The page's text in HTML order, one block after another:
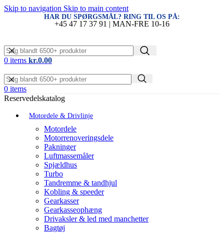
Skip to navigation Skip to main content
HAR DU SPØRGSMÅL? RING TIL OS PÅ:
+45 47 17 37 91 | MAN-FRE 10-16
0 items kr.0.00
0 items
Reservedelskatalog
Motordele & Drivlinje
Motordele
Motorrenoveringsdele
Pakninger
Luftmassemåler
Spjældhus
Turbo
Tandremme & tandhjul
Kobling & speeder
Gearkasser
Gearkasseophæng
Drivaksler & led med manchetter
Bagtøj